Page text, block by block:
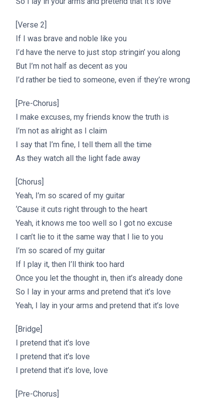
[Verse 2]
If I was brave and noble like you
I’d have the nerve to just stop stringin’ you along
But I’m not half as decent as you
I’d rather be tied to someone, even if they’re wrong
[Pre-Chorus]
I make excuses, my friends know the truth is
I’m not as alright as I claim
I say that I’m fine, I tell them all the time
As they watch all the light fade away
[Chorus]
Yeah, I’m so scared of my guitar
‘Cause it cuts right through to the heart
Yeah, it knows me too well so I got no excuse
I can’t lie to it the same way that I lie to you
I’m so scared of my guitar
If I play it, then I’ll think too hard
Once you let the thought in, then it’s already done
So I lay in your arms and pretend that it’s love
Yeah, I lay in your arms and pretend that it’s love
[Bridge]
I pretend that it’s love
I pretend that it’s love
I pretend that it’s love, love
[Pre-Chorus]